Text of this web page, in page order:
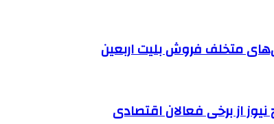
از برخی فعالان اقتصادی